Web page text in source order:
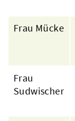
Frau Mücke
Frau
Sudwischer